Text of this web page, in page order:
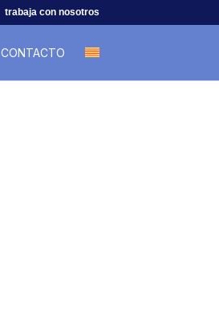
trabaja con nosotros
CONTACTO